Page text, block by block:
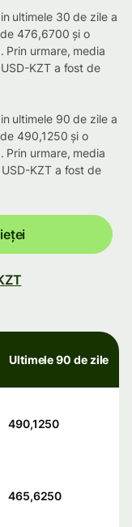
ultimele 30 de zile a
476,6700 și o
urmare, media
KZT a fost de
ultimele 90 de zile a
490,1250 și o
urmare, media
KZT a fost de
Ultimele 90 de zile
490,1250
465,6250